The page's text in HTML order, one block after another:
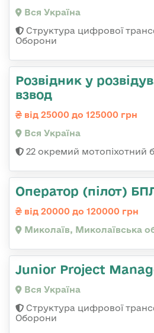
Вся Україна
Структура цифрової
Оборони
Розвідник у
взвод
від 25000 до 125000 грн
Вся Україна
22 окремий мотопіхотний
Оператор (пілот)
від 20000 до 120000 грн
Миколаїв, Миколаївська
Junior Project
Вся Україна
Структура цифрової
Оборони